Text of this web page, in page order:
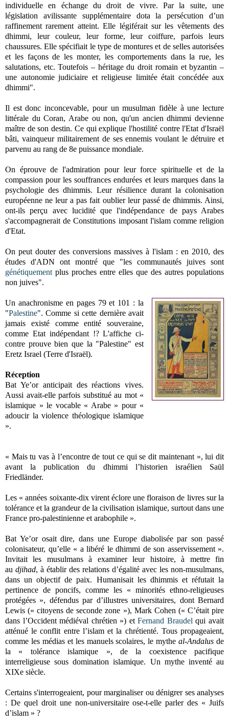
individuelle en échange du droit de vivre. Par la suite, une
législation avilissante supplémentaire dota la persécution d’un
raffinement rarement atteint. Elle légiférait sur les vêtements des
dhimmi, leur couleur, leur forme, leur coiffure, parfois leurs
chaussures. Elle spécifiait le type de montures et de selles autorisées
et les façons de les monter, les comportements dans la rue, les
salutations, etc. Toutefois – héritage du droit romain et byzantin –
une autonomie judiciaire et religieuse limitée était concédée aux
dhimmi".
Il est donc inconcevable, pour un musulman fidèle à une lecture
littérale du Coran, Arabe ou non, qu'un ancien dhimmi devienne
maître de son destin. Ce qui explique l'hostilité contre l'Etat d'Israël
bâti, vainqueur militairement de ses ennemis voulant le détruire et
parvenu au rang de 8e puissance mondiale.
On éprouve de l'admiration pour leur force spirituelle et de la
compassion pour les souffrances endurées et leurs marques dans la
psychologie des dhimmis. Leur résilience durant la colonisation
européenne ne leur a pas fait oublier leur passé de dhimmis. Ainsi,
ont-ils perçu avec lucidité que l'indépendance de pays Arabes
s'accompagnerait de Constitutions imposant l'islam comme religion
d'Etat.
On peut douter des conversions massives à l'islam : en 2010, des
études d'ADN ont montré que "les communautés juives sont
génétiquement plus proches entre elles que des autres populations
non juives".
Un anachronisme en pages 79 et 101 : la
"Palestine". Comme si cette dernière avait
jamais existé comme entité souveraine,
comme Etat indépendant !? L'affiche ci-
contre prouve bien que la "Palestine" est
Eretz Israel (Terre d'Israël).
Réception
Bat Ye’or anticipait des réactions vives.
Aussi avait-elle parfois substitué au mot «
islamique » le vocable « Arabe » pour «
adoucir la violence théologique islamique
».
« Mais tu vas à l’encontre de tout ce qui se dit maintenant », lui dit
avant la publication du dhimmi l’historien israélien Saül
Friedländer.
Les « années soixante-dix virent éclore une floraison de livres sur la
tolérance et la grandeur de la civilisation islamique, surtout dans une
France pro-palestinienne et arabophile ».
Bat Ye’or osait dire, dans une Europe diabolisée par son passé
colonisateur, qu’elle « a libéré le dhimmi de son asservissement ».
Invitait les musulmans à examiner leur histoire, à mettre fin
au djihad, à établir des relations d’égalité avec les non-musulmans,
dans un objectif de paix. Humanisait les dhimmis et réfutait la
pertinence de poncifs, comme les « minorités ethno-religieuses
protégées », défendus par d’illustres universitaires, dont Bernard
Lewis (« citoyens de seconde zone »), Mark Cohen (« C’était pire
dans l’Occident médiéval chrétien ») etFernand Braudel qui avait
atténué le conflit entre l’islam et la chrétienté. Tous propageaient,
comme les médias et les manuels scolaires, le mytheal-Andalus de
la « tolérance islamique », de la coexistence pacifique
interreligieuse sous domination islamique. Un mythe inventé au
XIXe siècle.
Certains s'interrogeaient, pour marginaliser ou dénigrer ses analyses
: De quel droit une non-universitaire ose-t-elle parler des « Juifs
d’islam » ?